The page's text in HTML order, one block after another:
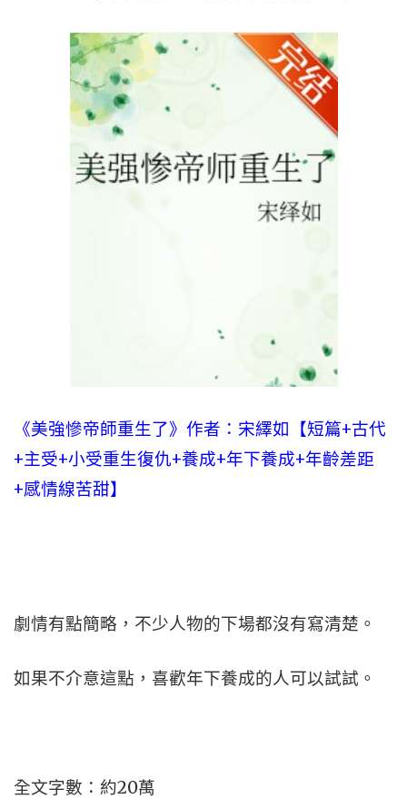
《美強慘帝師重生了》作者：宋繹如【短篇+古代
+主受+小受重生復仇+養成+年下養成+年齡差距
+感情線苦甜】
劇情有點簡略，不少人物的下場都沒有寫清楚。
如果不介意這點，喜歡年下養成的人可以試試。
全文字數：約20萬